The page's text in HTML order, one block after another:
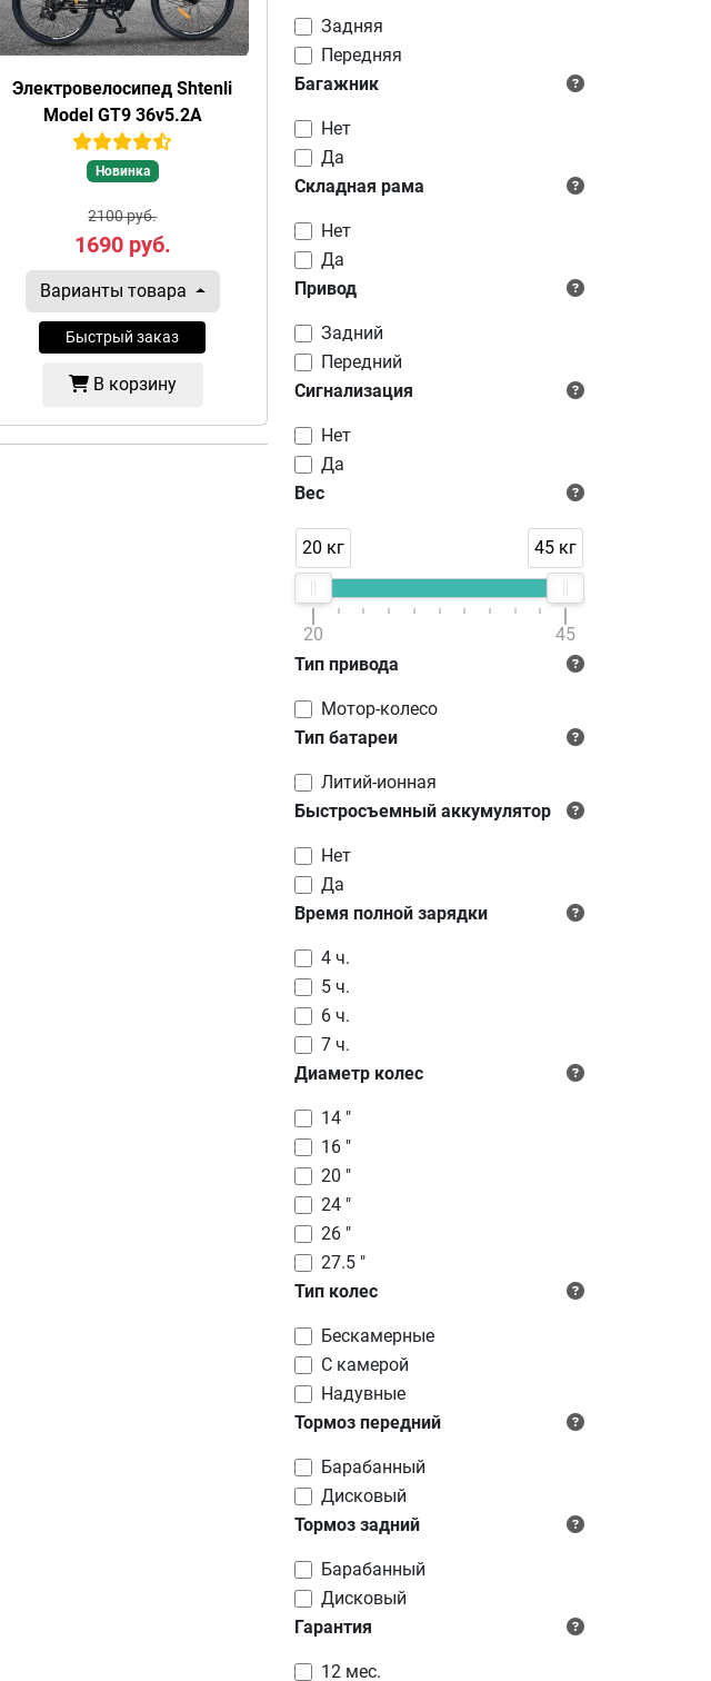
Электровелосипед Shtenli
Model GT9 36v5.2А
Новинка
2100 руб.
1690руб.
Варианты товара
Быстрый заказ
В корзину
Задняя
Передняя
Багажник
Нет
Да
Складная рама
Нет
Да
Привод
Задний
Передний
Сигнализация
Нет
Да
Вес
20 кг 45 кг
20
45
Тип привода
Мотор-колесо
Тип батареи
Литий-ионная
Быстросъемный аккумулятор
Нет
Да
Время полной зарядки
4 ч.
5 ч.
6 ч.
7 ч.
Диаметр колес
14 "
16 "
20 "
24 "
26 "
27.5 "
Тип колес
Бескамерные
C камерой
Надувные
Тормоз передний
Барабанный
Дисковый
Тормоз задний
Барабанный
Дисковый
Гарантия
12 мес.